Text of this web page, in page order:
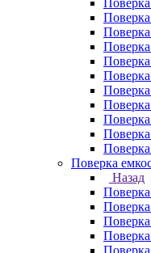
Поверка
Поверка
Поверка
Назад
Поверка